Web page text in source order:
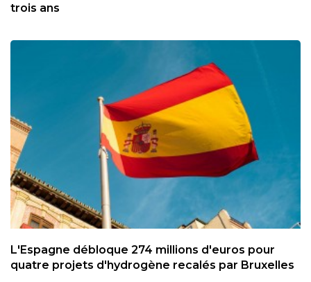
trois ans
L'Espagne débloque 274 millions d'euros pour
quatre projets d'hydrogène recalés par Bruxelles